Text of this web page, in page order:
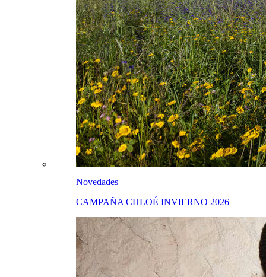
Novedades
CAMPAÑA CHLOÉ INVIERNO 2026